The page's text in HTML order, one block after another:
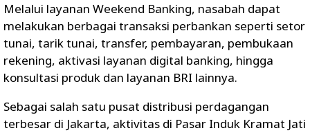
Melalui layanan Weekend Banking, nasabah dapat
melakukan berbagai transaksi perbankan seperti setor
tunai, tarik tunai, transfer, pembayaran, pembukaan
rekening, aktivasi layanan digital banking, hingga
konsultasi produk dan layanan BRI lainnya.
Sebagai salah satu pusat distribusi perdagangan
terbesar di Jakarta, aktivitas di Pasar Induk Kramat Jati